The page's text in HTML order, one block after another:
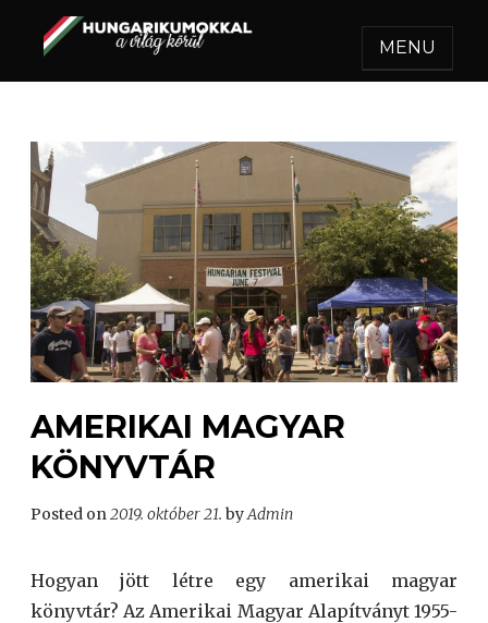
HUNGARIKUMOKKAL A
Egy felejthetetlen utazás.
MENU
AMERIKAI MAGYAR
KÖNYVTÁR
Posted on2019. október 21. byAdmin
Hogyan jött létre egy amerikai magyar
könyvtár? Az Amerikai Magyar Alapítványt 1955-